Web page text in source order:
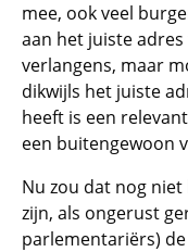
mee, ook veel
aan het juiste
verlangens, maar
dikwijls het juiste
heeft is een
een buitengewoon
Nu zou dat nog
zijn, als ongerust
parlementariërs)